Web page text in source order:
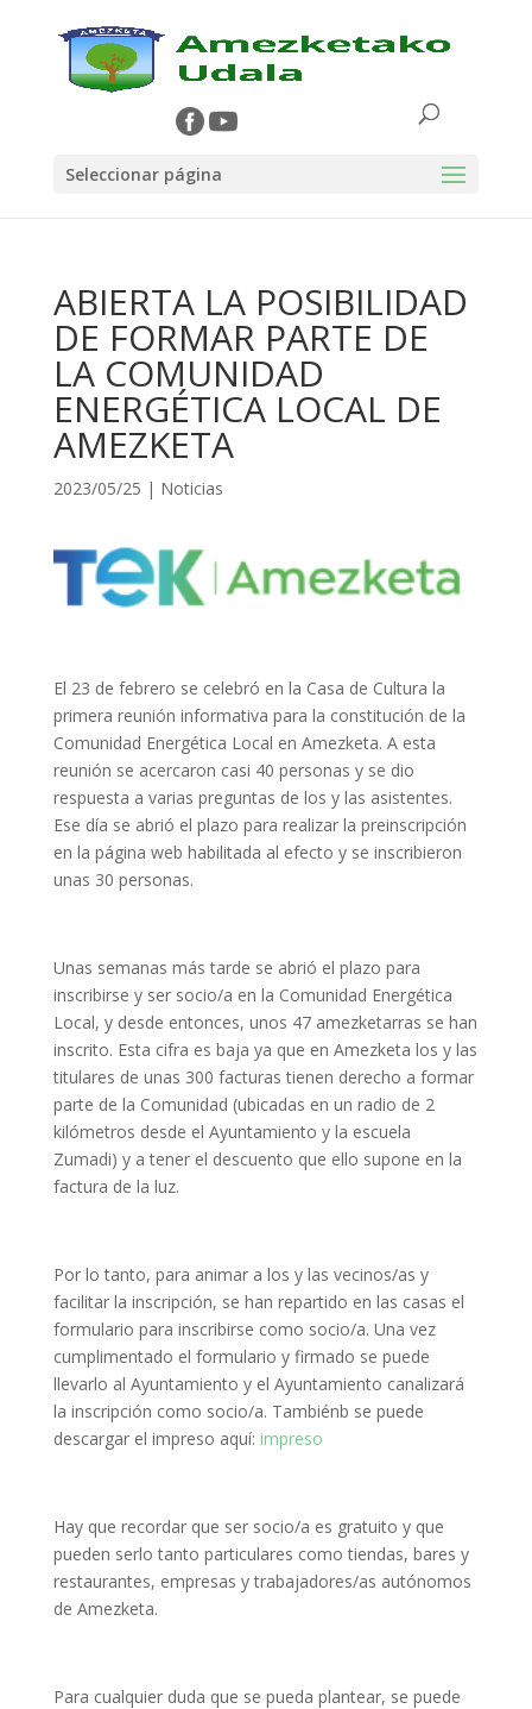
Seleccionar página
ABIERTA LA POSIBILIDAD
DE FORMAR PARTE DE
LA COMUNIDAD
ENERGÉTICA LOCAL DE
AMEZKETA
2023/05/25 | Noticias
El 23 de febrero se celebró en la Casa de Cultura la
primera reunión informativa para la constitución de la
Comunidad Energética Local en Amezketa. A esta
reunión se acercaron casi 40 personas y se dio
respuesta a varias preguntas de los y las asistentes.
Ese día se abrió el plazo para realizar la preinscripción
en la página web habilitada al efecto y se inscribieron
unas 30 personas.
Unas semanas más tarde se abrió el plazo para
inscribirse y ser socio/a en la Comunidad Energética
Local, y desde entonces, unos 47 amezketarras se han
inscrito. Esta cifra es baja ya que en Amezketa los y las
titulares de unas 300 facturas tienen derecho a formar
parte de la Comunidad (ubicadas en un radio de 2
kilómetros desde el Ayuntamiento y la escuela
Zumadi) y a tener el descuento que ello supone en la
factura de la luz.
Por lo tanto, para animar a los y las vecinos/as y
facilitar la inscripción, se han repartido en las casas el
formulario para inscribirse como socio/a. Una vez
cumplimentado el formulario y firmado se puede
llevarlo al Ayuntamiento y el Ayuntamiento canalizará
la inscripción como socio/a. Tambiénb se puede
descargar el impreso aquí: impreso
Hay que recordar que ser socio/a es gratuito y que
pueden serlo tanto particulares como tiendas, bares y
restaurantes, empresas y trabajadores/as autónomos
de Amezketa.
Para cualquier duda que se pueda plantear, se puede